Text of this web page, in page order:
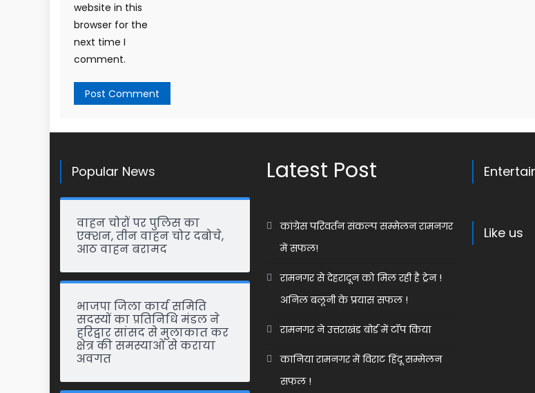
website in this
browser for the
next time I
comment.
Popular News
वाहन चोरों पर पुलिस का
एक्शन, तीन वाहन चोर दबोचे,
आठ वाहन बरामद
भाजपा जिला कार्य समिति
सदस्यों का प्रतिनिधि मंडल ने
हरिद्वार सांसद से मुलाकात कर
क्षेत्र की समस्याओं से कराया
अवगत
Latest Post
कांग्रेस परिवर्तन संकल्प सम्मेलन रामनगर
में सफल!
रामनगर से देहरादून को मिल रही है ट्रेन !
अनिल बलूनी के प्रयास सफल !
रामनगर ने उत्तराखंड बोर्ड में टॉप किया
कानिया रामनगर में विराट हिंदू सम्मेलन
सफल !
Like us